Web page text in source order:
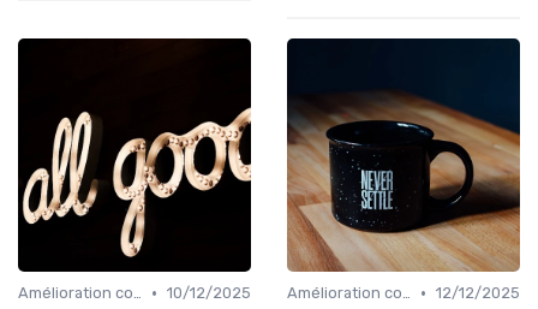
Amélioration continue • 10/12/2025
Amélioration continue • 12/12/2025